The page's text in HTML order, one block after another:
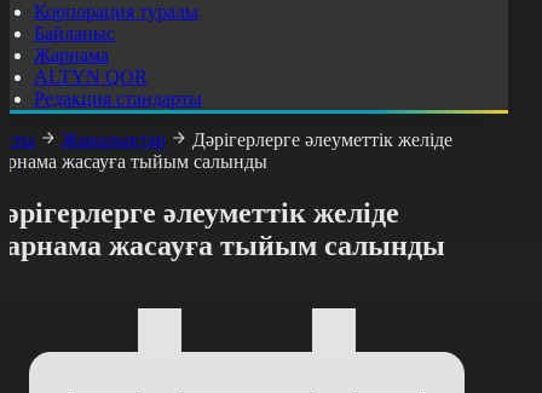
Корпорация туралы
Байланыс
Жарнама
ALTYN QOR
Редакция стандарты
Жаңалықтар
Дәрігерлерге әлеуметтік желіде
жасауға тыйым салынды
әлеуметтік желіде
жасауға тыйым салынды